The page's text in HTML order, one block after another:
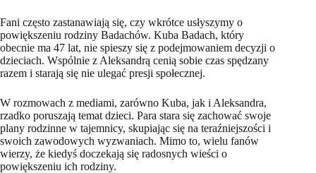
Fani często zastanawiają się, czy wkrótce usłyszymy o
powiększeniu rodziny Badachów. Kuba Badach, który
obecnie ma 47 lat, nie spieszy się z podejmowaniem decyzji o
dzieciach. Wspólnie z Aleksandrą cenią sobie czas spędzany
razem i starają się nie ulegać presji społecznej.
W rozmowach z mediami, zarówno Kuba, jak i Aleksandra,
rzadko poruszają temat dzieci. Para stara się zachować swoje
plany rodzinne w tajemnicy, skupiając się na teraźniejszości i
swoich zawodowych wyzwaniach. Mimo to, wielu fanów
wierzy, że kiedyś doczekają się radosnych wieści o
powiększeniu ich rodziny.